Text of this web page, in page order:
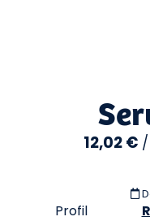
12,02 € /
Profil